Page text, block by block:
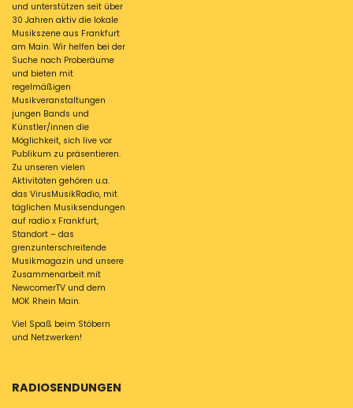
und unterstützen seit über
30 Jahren aktiv die lokale
Musikszene aus Frankfurt
am Main. Wir helfen bei der
Suche nach Proberäume
und bieten mit
regelmäßigen
Musikveranstaltungen
jungen Bands und
Künstler/innen die
Möglichkeit, sich live vor
Publikum zu präsentieren.
Zu unseren vielen
Aktivitäten gehören u.a.
das VirusMusikRadio, mit
täglichen Musiksendungen
auf radio x Frankfurt,
Standort – das
grenzunterschreitende
Musikmagazin und unsere
Zusammenarbeit mit
NewcomerTV und dem
MOK Rhein Main.
Viel Spaß beim Stöbern
und Netzwerken!
RADIOSENDUNGEN